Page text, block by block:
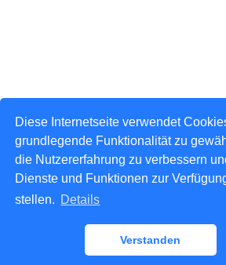
Diese Internetseite verwendet
grundlegende Funktionalität zu
die Nutzererfahrung zu verbessern
Dienste und Funktionen zur
stellen. Details
Verstanden